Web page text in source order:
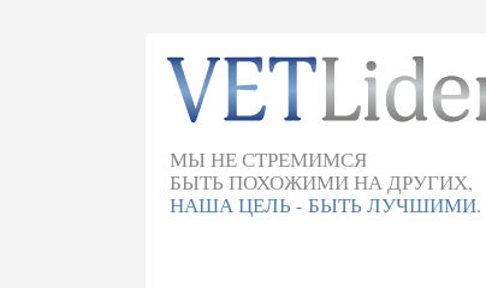
МЫ НЕ СТРЕМИМСЯ
БЫТЬ ПОХОЖИМИ НА ДРУГИХ,
НАША ЦЕЛЬ - БЫТЬ ЛУЧШИМИ.